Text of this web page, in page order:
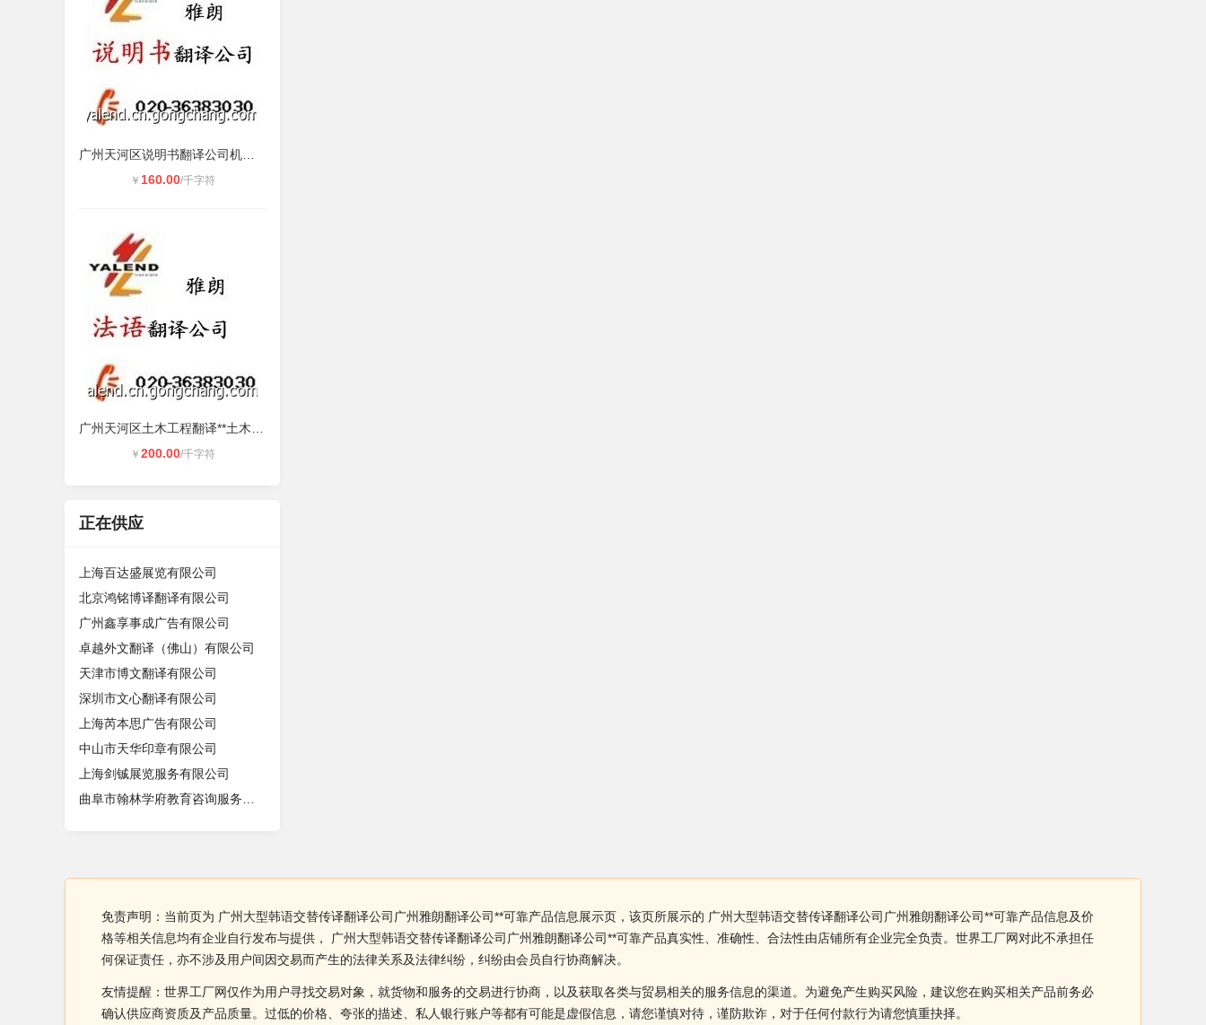
￥ 160.00/千字符
￥ 200.00/千字符
正在供应
上海百达盛展览有限公司
北京鸿铭博译翻译有限公司
广州鑫享事成广告有限公司
卓越外文翻译（佛山）有限公司
天津市博文翻译有限公司
深圳市文心翻译有限公司
上海芮本思广告有限公司
中山市天华印章有限公司
上海剑铖展览服务有限公司
免责声明：当前页为 广州大型韩语交替传译翻译公司广州雅朗翻译公司**可靠产品信息展示页，该页所展示的 广州大型韩语交替传译翻译公司广州雅朗翻译公司**可靠产品信息及价
格等相关信息均有企业自行发布与提供， 广州大型韩语交替传译翻译公司广州雅朗翻译公司**可靠产品真实性、准确性、合法性由店铺所有企业完全负责。世界工厂网对此不承担任
何保证责任，亦不涉及用户间因交易而产生的法律关系及法律纠纷，纠纷由会员自行协商解决。
友情提醒：世界工厂网仅作为用户寻找交易对象，就货物和服务的交易进行协商，以及获取各类与贸易相关的服务信息的渠道。为避免产生购买风险，建议您在购买相关产品前务必
确认供应商资质及产品质量。过低的价格、夸张的描述、私人银行账户等都有可能是虚假信息，请您谨慎对待，谨防欺诈，对于任何付款行为请您慎重抉择。